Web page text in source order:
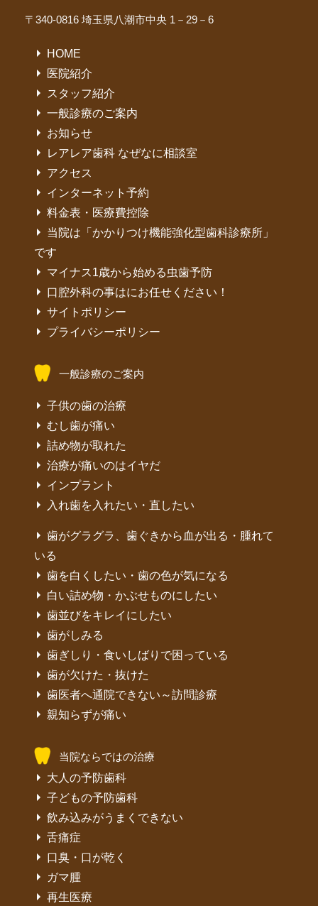
〒340-0816 埼玉県八潮市中央 1－29－6
HOME
医院紹介
スタッフ紹介
一般診療のご案内
お知らせ
レアレア歯科 なぜなに相談室
アクセス
インターネット予約
料金表・医療費控除
当院は「かかりつけ機能強化型歯科診療所」
です
マイナス1歳から始める虫歯予防
口腔外科の事はにお任せください！
サイトポリシー
プライバシーポリシー
一般診療のご案内
子供の歯の治療
むし歯が痛い
詰め物が取れた
治療が痛いのはイヤだ
インプラント
入れ歯を入れたい・直したい
歯がグラグラ、歯ぐきから血が出る・腫れて
いる
歯を白くしたい・歯の色が気になる
白い詰め物・かぶせものにしたい
歯並びをキレイにしたい
歯がしみる
歯ぎしり・食いしばりで困っている
歯が欠けた・抜けた
歯医者へ通院できない～訪問診療
親知らずが痛い
当院ならではの治療
大人の予防歯科
子どもの予防歯科
飲み込みがうまくできない
舌痛症
口臭・口が乾く
ガマ腫
再生医療